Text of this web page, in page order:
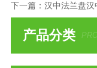
下一篇： 汉中法兰盘
产品分类